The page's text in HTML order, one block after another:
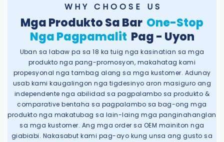
W H Y C H O O S E U S
Mga Produkto Sa Bar One-Stop
Nga Pagpamalit Pag - Uyon
Uban sa labaw pa sa 18 ka tuig nga kasinatian sa mga
produkto nga pang-promosyon, makahatag kami
propesyonal nga tambag alang sa mga kustomer. Adunay
usab kami kaugalingon nga tigdesinyo aron masiguro ang
independente nga abilidad sa pagpalambo sa produkto &
comparative bentaha sa pagpalambo sa bag-ong mga
produkto nga makatubag sa lain-laing mga panginahanglan
sa mga kustomer. Ang mga order sa OEM mainiton nga
giabiabi. Nakasabut kami pag-ayo kung unsa ang gusto sa